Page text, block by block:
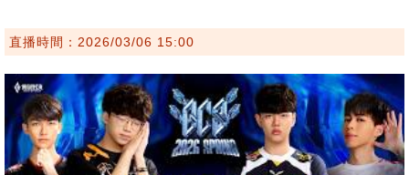
直播時間：2026/03/06 15:00